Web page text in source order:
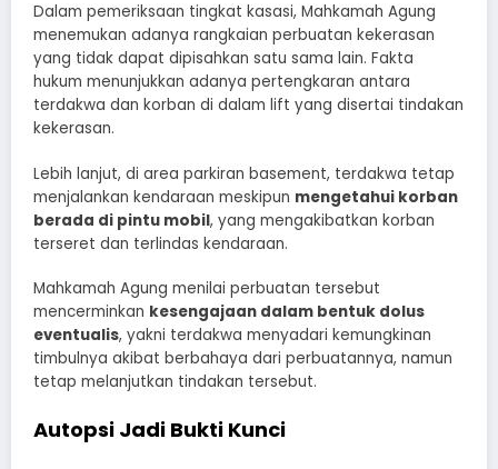
Dalam pemeriksaan tingkat kasasi, Mahkamah Agung
menemukan adanya rangkaian perbuatan kekerasan
yang tidak dapat dipisahkan satu sama lain. Fakta
hukum menunjukkan adanya pertengkaran antara
terdakwa dan korban di dalam lift yang disertai tindakan
kekerasan.
Lebih lanjut, di area parkiran basement, terdakwa tetap
menjalankan kendaraan meskipun mengetahui korban
berada di pintu mobil, yang mengakibatkan korban
terseret dan terlindas kendaraan.
Mahkamah Agung menilai perbuatan tersebut
mencerminkan kesengajaan dalam bentuk dolus
eventualis, yakni terdakwa menyadari kemungkinan
timbulnya akibat berbahaya dari perbuatannya, namun
tetap melanjutkan tindakan tersebut.
Autopsi Jadi Bukti Kunci